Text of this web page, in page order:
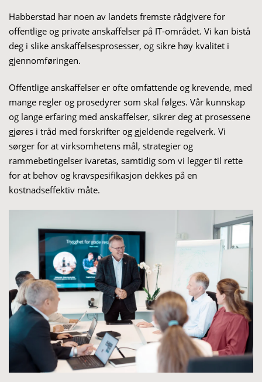
Habberstad har noen av landets fremste rådgivere for
offentlige og private anskaffelser på IT-området. Vi kan bistå
deg i slike anskaffelsesprosesser, og sikre høy kvalitet i
gjennomføringen.
Offentlige anskaffelser er ofte omfattende og krevende, med
mange regler og prosedyrer som skal følges. Vår kunnskap
og lange erfaring med anskaffelser, sikrer deg at prosessene
gjøres i tråd med forskrifter og gjeldende regelverk. Vi
sørger for at virksomhetens mål, strategier og
rammebetingelser ivaretas, samtidig som vi legger til rette
for at behov og kravspesifikasjon dekkes på en
kostnadseffektiv måte.